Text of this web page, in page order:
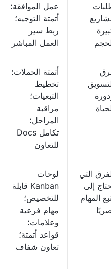
عمل الموافقة؛
أتمتة التوجيه؛
ربط سير
العمل المباشر
أتمتة الحملات؛
تخطيط
التبعيات؛
مراقبة
المراحل؛
تكامل Docs
للتعاون
التي
إلى
المهام
لوحات
Kanban قابلة
للتخصيص؛
مهام فرعية
وعلامات؛
قواعد أتمتة؛
تعاون شفاف